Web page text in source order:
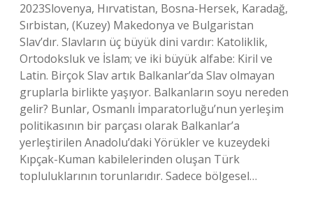
2023Slovenya, Hırvatistan, Bosna-Hersek, Karadağ,
Sırbistan, (Kuzey) Makedonya ve Bulgaristan
Slav’dır. Slavların üç büyük dini vardır: Katoliklik,
Ortodoksluk ve İslam; ve iki büyük alfabe: Kiril ve
Latin. Birçok Slav artık Balkanlar’da Slav olmayan
gruplarla birlikte yaşıyor. Balkanların soyu nereden
gelir? Bunlar, Osmanlı İmparatorluğu’nun yerleşim
politikasının bir parçası olarak Balkanlar’a
yerleştirilen Anadolu’daki Yörükler ve kuzeydeki
Kıpçak-Kuman kabilelerinden oluşan Türk
topluluklarının torunlarıdır. Sadece bölgesel…